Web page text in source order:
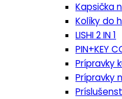
Kapsička
Kolíky do
LISHI 2 IN 1
PIN+KEY
Prípravky
Prípravky